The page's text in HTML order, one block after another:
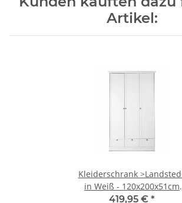
Artikel:
Kleiderschrank
in Weiß - 120x200x51cm
(BxHxT)
419,95 € *